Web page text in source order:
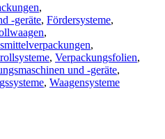
,
-geräte, Fördersysteme,
,
,
, Verpackungsfolien,
und -geräte,
, Waagensysteme